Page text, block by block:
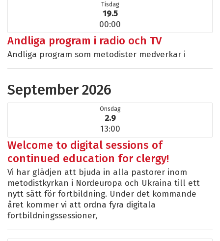
Tisdag
19.5
00:00
Andliga program i radio och TV
Andliga program som metodister medverkar i
September 2026
Onsdag
2.9
13:00
Welcome to digital sessions of
continued education for clergy!
Vi har glädjen att bjuda in alla pastorer inom
metodistkyrkan i Nordeuropa och Ukraina till ett
nytt sätt för fortbildning. Under det kommande
året kommer vi att ordna fyra digitala
fortbildningssessioner,